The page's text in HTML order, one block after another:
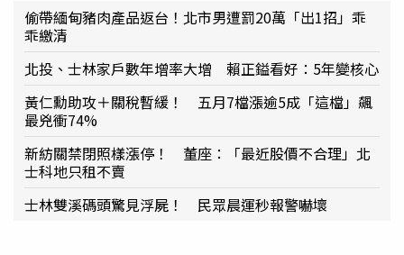
偷帶緬甸豬肉產品返台！北市男遭罰20萬「出1招」乖
乖繳清
北投、士林家戶數年增率大增 賴正鎰看好：5年變核心
黃仁勳助攻＋關稅暫緩！ 五月7檔漲逾5成「這檔」飆
最兇衝74%
新紡關禁閉照樣漲停！ 董座：「最近股價不合理」北
士科地只租不賣
士林雙溪碼頭驚見浮屍！ 民眾晨運秒報警嚇壞